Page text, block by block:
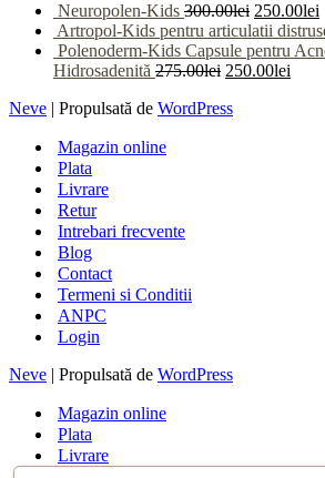
Neuropolen-Kids 300.00lei 250.00lei
Artropol-Kids pentru articulatii
Polenoderm-Kids Capsule pentru
Hidrosadenită 275.00lei 250.00lei
Neve | Propulsată de WordPress
Magazin online
Plata
Livrare
Retur
Intrebari frecvente
Blog
Contact
Termeni si Conditii
ANPC
Login
Neve | Propulsată de WordPress
Magazin online
Plata
Livrare